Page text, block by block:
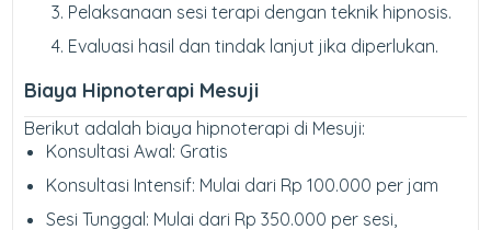
Pelaksanaan sesi terapi dengan teknik hipnosis.
Evaluasi hasil dan tindak lanjut jika diperlukan.
Biaya Hipnoterapi Mesuji
Berikut adalah biaya hipnoterapi di Mesuji:
Konsultasi Awal: Gratis
Konsultasi Intensif: Mulai dari Rp 100.000 per jam
Sesi Tunggal: Mulai dari Rp 350.000 per sesi,